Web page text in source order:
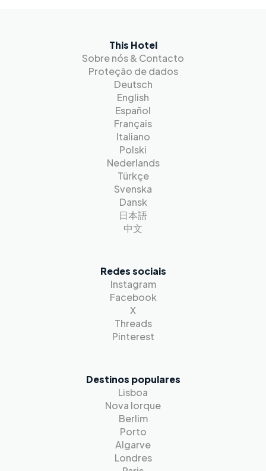
This Hotel
Sobre nós & Contacto
Proteção de dados
Deutsch
English
Español
Français
Italiano
Polski
Nederlands
Türkçe
Svenska
Dansk
日本語
中文
Redes sociais
Instagram
Facebook
X
Threads
Pinterest
Destinos populares
Lisboa
Nova Iorque
Berlim
Porto
Algarve
Londres